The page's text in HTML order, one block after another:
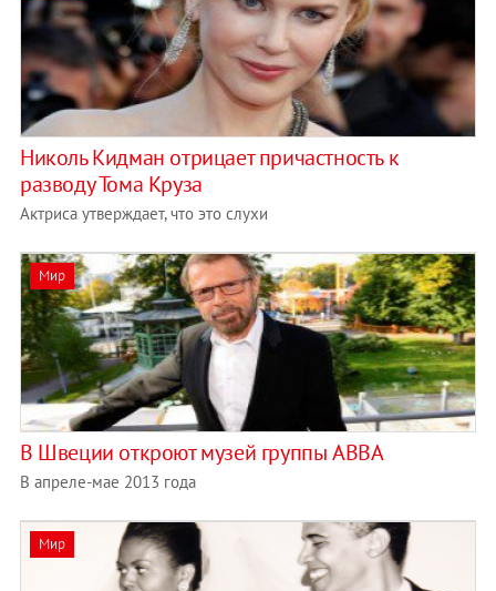
Николь Кидман отрицает причастность к
разводу Тома Круза
Актриса утверждает, что это слухи
Мир
В Швеции откроют музей группы ABBA
В апреле-мае 2013 года
Мир